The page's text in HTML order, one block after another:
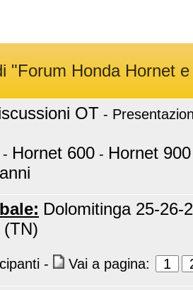
"Forum Honda Hornet
OT -
- Hornet 600 - Hornet 900
Dolomitinga 25-26-
(TN)
- Vai a pagina: 1